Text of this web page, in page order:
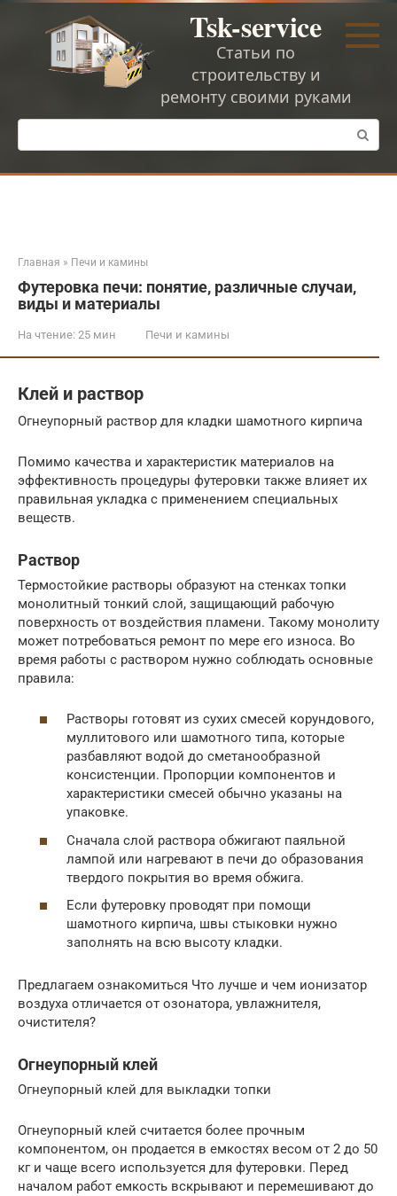
Перейти
Tsk-service
Статьи по
строительству и
ремонту своими руками
Поиск:
Главная » Печи и камины
Футеровка печи: понятие, различные случаи,
виды и материалы
На чтение: 25 мин Печи и камины
Клей и раствор
Огнеупорный раствор для кладки шамотного кирпича
Помимо качества и характеристик материалов на
эффективность процедуры футеровки также влияет их
правильная укладка с применением специальных
веществ.
Раствор
Термостойкие растворы образуют на стенках топки
монолитный тонкий слой, защищающий рабочую
поверхность от воздействия пламени. Такому монолиту
может потребоваться ремонт по мере его износа. Во
время работы с раствором нужно соблюдать основные
правила:
Растворы готовят из сухих смесей корундового,
муллитового или шамотного типа, которые
разбавляют водой до сметанообразной
консистенции. Пропорции компонентов и
характеристики смесей обычно указаны на
упаковке.
Сначала слой раствора обжигают паяльной
лампой или нагревают в печи до образования
твердого покрытия во время обжига.
Если футеровку проводят при помощи
шамотного кирпича, швы стыковки нужно
заполнять на всю высоту кладки.
Предлагаем ознакомиться Что лучше и чем ионизатор
воздуха отличается от озонатора, увлажнителя,
очистителя?
Огнеупорный клей
Огнеупорный клей для выкладки топки
Огнеупорный клей считается более прочным
компонентом, он продается в емкостях весом от 2 до 50
кг и чаще всего используется для футеровки. Перед
началом работ емкость вскрывают и перемешивают до